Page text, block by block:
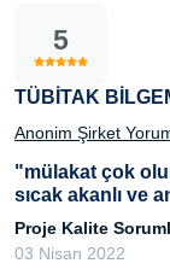
5
TÜBİTAK
Anonim Şirket
"mülakat çok
sıcak akanlı ve
Proje Kalite
03 Nisan 2022